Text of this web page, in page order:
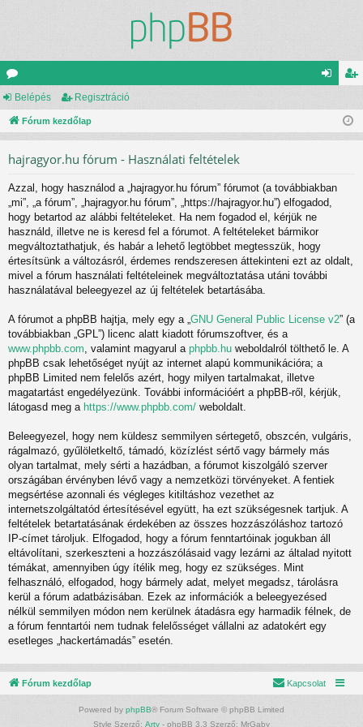
ór
u is
Belépés Regisztráció
Fórum kezdőlap
hajragyor.hu fórum - Használati feltételek
Azzal, hogy használod a „hajragyor.hu fórum” fórumot (a továbbiakban
„mi”, „a fórum”, „hajragyor.hu fórum”, „https://hajragyor.hu”) elfogadod,
hogy betartod az alábbi feltételeket. Ha nem fogadod el, kérjük ne
használd, illetve ne is keresd fel a fórumot. A feltételeket bármikor
megváltoztathatjuk, és habár a lehető legtöbbet megtesszük, hogy
értesítsünk a változásról, érdemes rendszeresen áttekinteni ezt az oldalt,
mivel a fórum használati feltételeinek megváltoztatása utáni további
használatával beleegyezel az új feltételek betartásába.
A fórumot a phpBB hajtja, mely egy a „ GNU General Public License v2” (a
továbbiakban „GPL”) licenc alatt kiadott fórumszoftver, és a
www.phpbb.com , valamint magyarul a phpbb.hu weboldalról tölthető le. A
phpBB csak lehetőséget nyújt az internet alapú kommunikációra; a
phpBB Limited nem felelős azért, hogy milyen tartalmakat, illetve
magatartást engedélyezünk. További információért a phpBB-ről, kérjük,
látogasd meg a https://www.phpbb.com/ weboldalt.
Beleegyezel, hogy nem küldesz semmilyen sértegető, obszcén, vulgáris,
rágalmazó, gyűlöletkeltő, támadó, közízlést sértő vagy bármely más
olyan tartalmat, mely sérti a hazádban, a fórumot kiszolgáló szerver
országában érvényben lévő vagy a nemzetközi törvényeket. A fentiek
megsértése azonnali és végleges kitiltáshoz vezethet az
internetszolgáltatód értesítésével együtt, ha ezt szükségesnek tartjuk. A
feltételek betartatásának érdekében az összes hozzászóláshoz tartozó
IP-címet tároljuk. Elfogadod, hogy a fórum fenntartóinak jogukban áll
eltávolítani, szerkeszteni a hozzászólásaid vagy lezárni az általad nyitott
témákat, amennyiben úgy ítélik meg, hogy ez szükséges. Mint
felhasználó, elfogadod, hogy bármely adat, melyet megadsz, tárolásra
kerül a fórum adatbázisában. Ezek az információk a beleegyezésed
nélkül semmilyen módon nem kerülnek átadásra egy harmadik félnek, de
a fórum fenntartói nem tudnak felelősséget vállalni az adatokért egy
esetleges „hackertámadás” esetén.
Fórum kezdőlap Kapcsolat
Powered by phpBB® Forum Software © phpBB Limited
Style Szerző: Arty - phpBB 3.3 Szerző: MrGaby